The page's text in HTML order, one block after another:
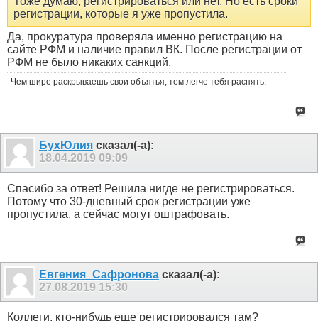
регистрации, которые я уже пропустила.
Да, прокуратура проверяла именно регистрацию на
сайте РФМ и наличие правил ВК. После регистрации от
РФМ не было никаких санкций.
Чем шире раскрываешь свои объятья, тем легче тебя распять.
БухЮлия сказал(-а):
18.04.2019 09:09
Спасибо за ответ! Решила нигде не регистрироваться.
Потому что 30-дневный срок регистрации уже
пропустила, а сейчас могут оштрафовать.
Евгения_Сафронова сказал(-а):
27.08.2019 15:30
Коллеги, кто-нибудь еще регистрировался там?